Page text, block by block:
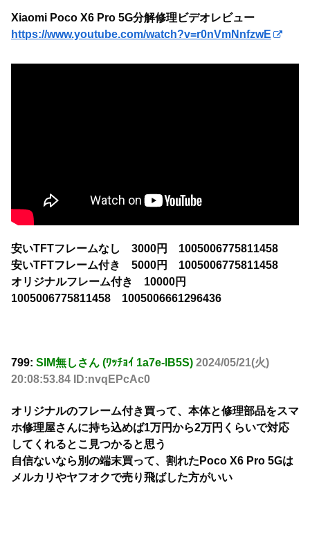
Xiaomi Poco X6 Pro 5G分解修理ビデオレビュー
https://www.youtube.com/watch?v=r0nVmNnfzwE
安いTFTフレームなし 3000円 1005006775811458
安いTFTフレーム付き 5000円 1005006775811458
オリジナルフレーム付き 10000円
1005006775811458 1005006661296436
799: SIM無しさん (ﾜｯﾁｮｲ 1a7e-lB5S) 2024/05/21(火)
20:08:53.84 ID:nvqEPcAc0
オリジナルのフレーム付き買って、本体と修理部品をスマ
ホ修理屋さんに持ち込めば1万円から2万円くらいで対応
してくれるとこ見つかると思う
自信ないなら別の端末買って、割れたPoco X6 Pro 5Gは
メルカリやヤフオクで売り飛ばした方がいい